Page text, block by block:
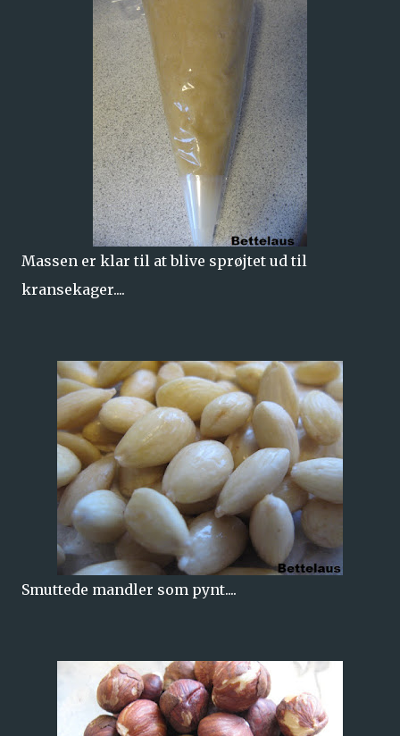
Massen er klar til at blive sprøjtet ud til
kransekager....
Smuttede mandler som pynt....